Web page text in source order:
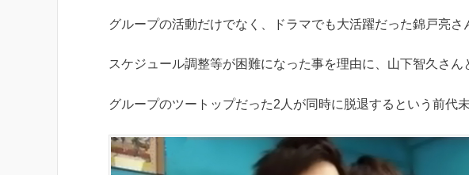
グループの活動だけでなく、ドラマでも大活躍だった錦戸亮さ
スケジュール調整等が困難になった事を理由に、山下智久さん
グループのツートップだった2人が同時に脱退するという前代